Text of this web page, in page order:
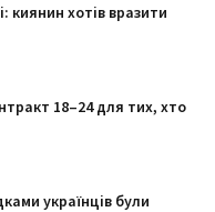
киянин хотів вразити
18–24 для тих, хто
українців були